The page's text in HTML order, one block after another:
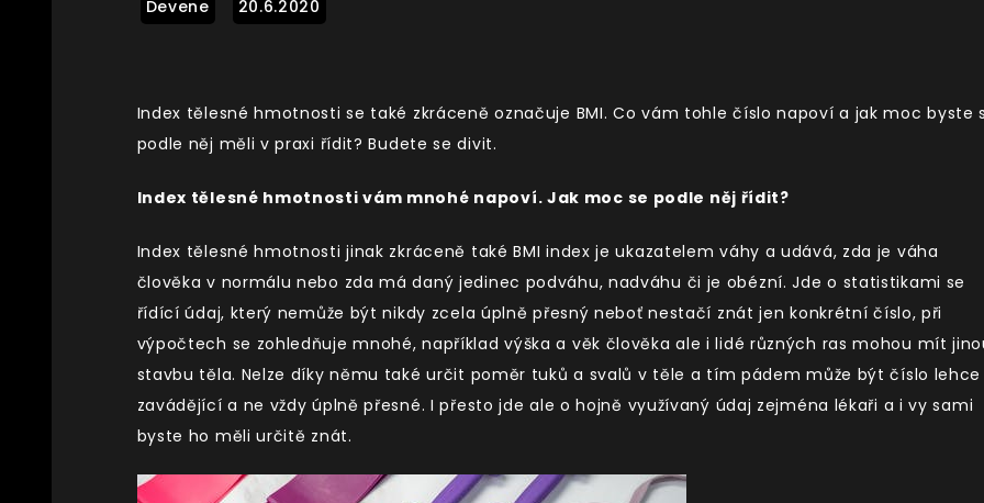
Index tělesné hmotnosti se také zkráceně označuje BMI. Co vám tohle číslo napoví a jak moc byste
podle něj měli v praxi řídit? Budete se divit.
Index tělesné hmotnosti vám mnohé napoví. Jak moc se podle něj řídit?
Index tělesné hmotnosti jinak zkráceně také BMI index je ukazatelem váhy a udává, zda je váha
člověka v normálu nebo zda má daný jedinec podváhu, nadváhu či je obézní. Jde o statistikami se
řídící údaj, který nemůže být nikdy zcela úplně přesný neboť nestačí znát jen konkrétní číslo, při
výpočtech se zohledňuje mnohé, například výška a věk člověka ale i lidé různých ras mohou mít
stavbu těla. Nelze díky němu také určit poměr tuků a svalů v těle a tím pádem může být číslo lehce
zavádějící a ne vždy úplně přesné. I přesto jde ale o hojně využívaný údaj zejména lékaři a i vy sami
byste ho měli určitě znát.